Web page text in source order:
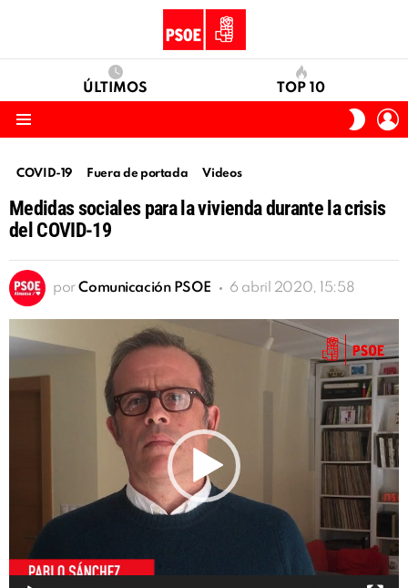
ÚLTIMOS TOP 10
SKIN
COVID-19 Fuera de portada Videos
Medidas sociales para la vivienda durante la crisis
del COVID-19
por Comunicación PSOE 6 abril 2020, 15:58